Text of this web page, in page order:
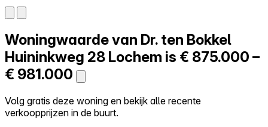
Zelf kopen
Alles-in-één
Reviews
Prijzen
Log in
Probeer Walter gratis
Woningwaarde van Dr. ten Bokkel
Huininkweg 28 Lochem is € 875.000 –
€ 981.000
Volg gratis deze woning en bekijk alle recente
verkoopprijzen in de buurt.